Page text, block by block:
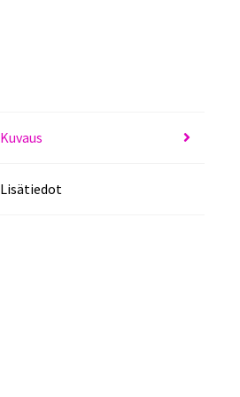
Kuvaus
Lisätiedot